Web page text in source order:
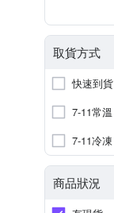
取貨方式
快速到貨
7-11常溫
7-11冷凍
商品狀況